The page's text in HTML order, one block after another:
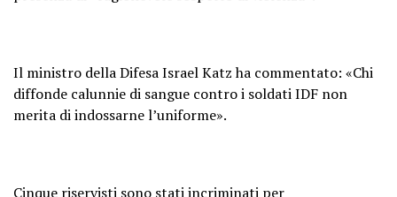
Il ministro della Difesa Israel Katz ha commentato: «Chi
diffonde calunnie di sangue contro i soldati IDF non
merita di indossarne l’uniforme».
Cinque riservisti sono stati incriminati per